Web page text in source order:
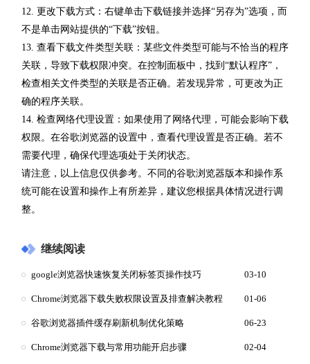
12. 更改下载方式：右键单击下载链接并选择“另存为”选项，而
不是单击网站提供的“下载”按钮。
13. 查看下载文件类型关联：某些文件类型可能与不恰当的程序
关联，导致下载权限冲突。在控制面板中，找到“默认程序”，
检查相关文件类型的关联是否正确。若发现异常，可更改为正
确的程序关联。
14. 检查网络代理设置：如果使用了网络代理，可能会影响下载
权限。在谷歌浏览器的设置中，查看代理设置是否正确。若不
需要代理，确保代理选项处于关闭状态。
请注意，以上信息仅供参考。不同的谷歌浏览器版本和操作系
统可能在设置和操作上有所差异，建议您根据具体情况进行调
整。
继续阅读
google浏览器快速恢复关闭标签页操作技巧 03-10
Chrome浏览器下载失败权限设置及排查解决教程 01-06
谷歌浏览器插件缓存刷新机制优化策略 06-23
Chrome浏览器下载与常用功能开启步骤 02-04